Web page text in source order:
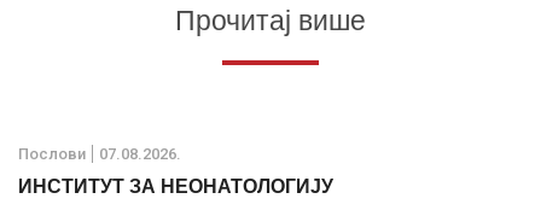
Прочитај више
Послови 07.08.2026.
ИНСТИТУТ ЗА НЕОНАТОЛОГИЈУ